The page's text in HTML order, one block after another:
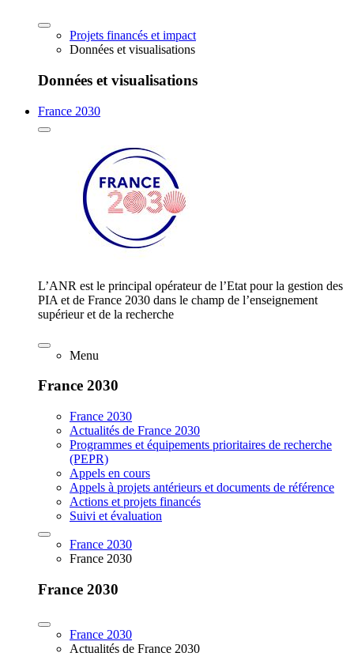
Projets financés et impact
Données et visualisations
Données et visualisations
France 2030
L’ANR est le principal opérateur de l’Etat pour la gestion des
PIA et de France 2030 dans le champ de l’enseignement
supérieur et de la recherche
Menu
France 2030
France 2030
Actualités de France 2030
Programmes et équipements prioritaires de recherche
(PEPR)
Appels en cours
Appels à projets antérieurs et documents de référence
Actions et projets financés
Suivi et évaluation
France 2030
France 2030
France 2030
France 2030
Actualités de France 2030